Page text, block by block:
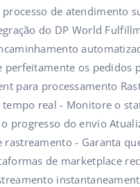
de atendimento
do DP World
perfeitamente os pedidos
para processamento
tempo real - Monitore o
progresso do envio
rastreamento - Garanta
de marketplace